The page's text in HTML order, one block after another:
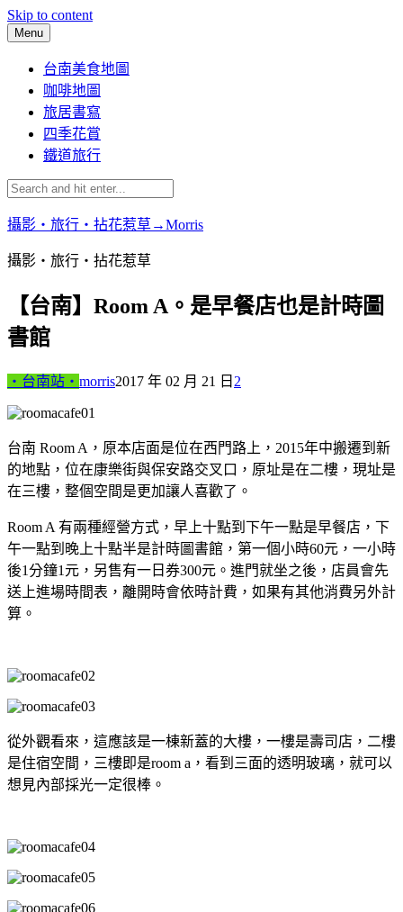
Skip to content
Menu
台南美食地圖
咖啡地圖
旅居書寫
四季花賞
鐵道旅行
攝影‧旅行‧拈花惹草→Morris
攝影‧旅行‧拈花惹草
【台南】Room A。是早餐店也是計時圖
書館
‧台南站‧ morris2017 年 02 月 21 日 2
台南 Room A，原本店面是位在西門路上，2015年中搬遷到新
的地點，位在康樂街與保安路交叉口，原址是在二樓，現址是
在三樓，整個空間是更加讓人喜歡了。
Room A 有兩種經營方式，早上十點到下午一點是早餐店，下
午一點到晚上十點半是計時圖書館，第一個小時60元，一小時
後1分鐘1元，另售有一日券300元。進門就坐之後，店員會先
送上進場時間表，離開時會依時計費，如果有其他消費另外計
算。
從外觀看來，這應該是一棟新蓋的大樓，一樓是壽司店，二樓
是住宿空間，三樓即是room a，看到三面的透明玻璃，就可以
想見內部採光一定很棒。